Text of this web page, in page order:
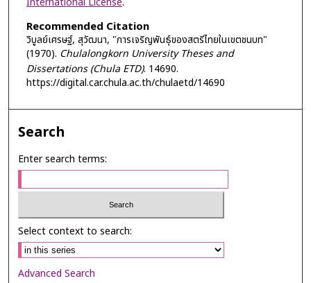
Recommended Citation
วิบูลย์เศรษฐ์, สุวัฒนา, "การเจริญพันธุ์ของสตรีไทยในเขตชนบท"
(1970). Chulalongkorn University Theses and
Dissertations (Chula ETD). 14690.
https://digital.car.chula.ac.th/chulaetd/14690
Search
Enter search terms:
Select context to search:
Advanced Search